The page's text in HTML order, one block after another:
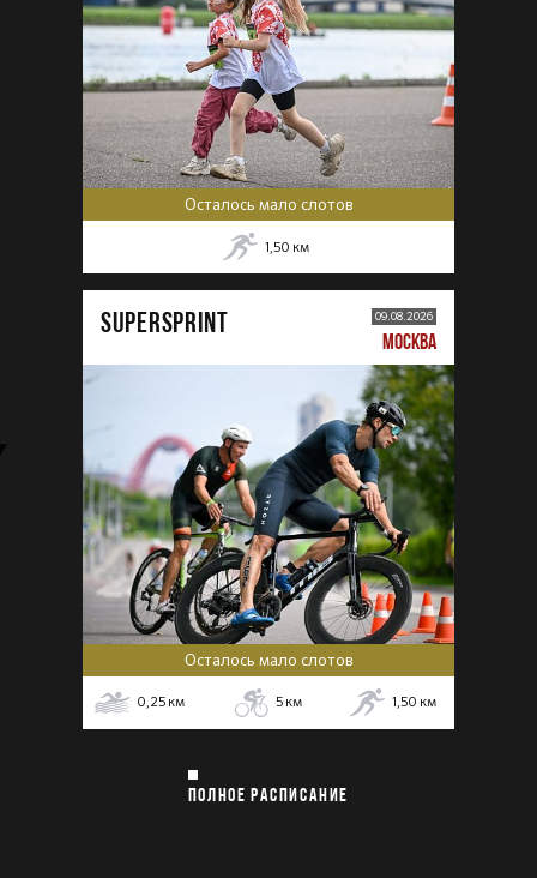
Осталось мало слотов
1,50 км
SUPERSPRINT 09.08.2026
МОСКВА
Осталось мало слотов
0,25 км 5 км 1,50 км
ПОЛНОЕ РАСПИСАНИЕ